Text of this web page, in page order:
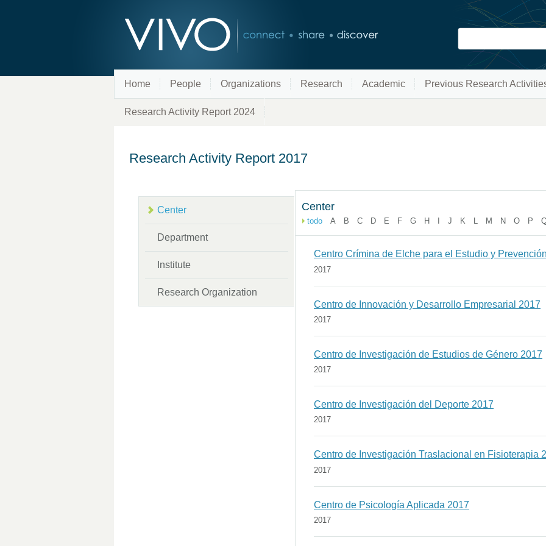
Home People Organizations Research Academic Previous Research
Research Activity Report 2024
Research Activity Report 2017
Center
Department
Institute
Research Organization
Center
todo A B C D E F G H J K L M N O P
Centro Crímina de Elche para el Estudio y
2017
Centro de Innovación y Desarrollo Empresarial 2017
2017
Centro de Investigación de Estudios de Género 2017
2017
Centro de Investigación del Deporte 2017
2017
Centro de Investigación Traslacional en Fisioterapia
2017
Centro de Psicología Aplicada 2017
2017